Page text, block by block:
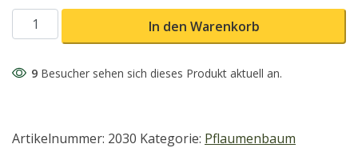
Gelbe Kirschpflaume MengeIn den Warenkorb
9 Besucher sehen sich dieses Produkt aktuell an.
Artikelnummer: 2030 Kategorie: Pflaumenbaum